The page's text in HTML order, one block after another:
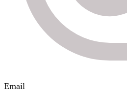
Email